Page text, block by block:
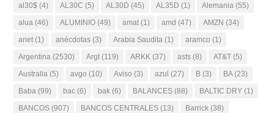
al30$ (4) AL30C (5) AL30D (45) AL35D (1) Alemania (55)
alua (46) ALUMINIO (49) amat (1) amd (47) AMZN (34)
anet (1) anécdotas (3) Arabia Saudita (1) aramco (1)
Argentina (2530) Argt (119) ARKK (37) asts (8) AT&T (5)
Australia (5) avgo (10) Aviso (3) azul (27) B (3) BA(23)
Baba (99) bac (6) bak (6) BALANCES (88) BALTIC DRY (1)
BANCOS (907) BANCOS CENTRALES (13) Barrick (38)